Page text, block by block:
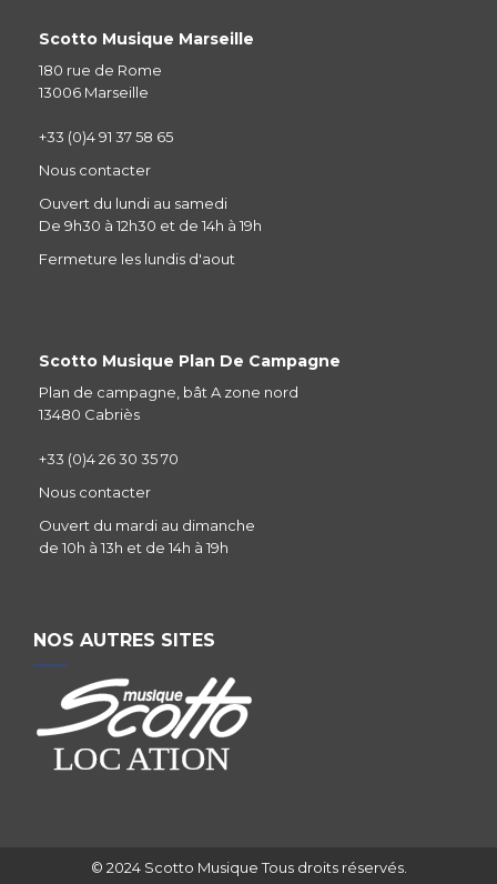
Scotto Musique Marseille
180 rue de Rome
13006 Marseille
+33 (0)4 91 37 58 65
Nous contacter
Ouvert du lundi au samedi
De 9h30 à 12h30 et de 14h à 19h
Fermeture les lundis d'aout
Scotto Musique Plan De Campagne
Plan de campagne, bât A zone nord
13480 Cabriès
+33 (0)4 26 30 35 70
Nous contacter
Ouvert du mardi au dimanche
de 10h à 13h et de 14h à 19h
NOS AUTRES SITES
© 2024 Scotto Musique Tous droits réservés.